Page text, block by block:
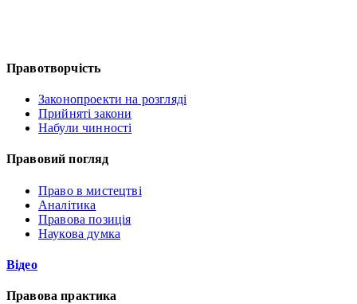
Правотворчість
Законопроекти на розгляді
Прийняті закони
Набули чинності
Правовий погляд
Право в мистецтві
Аналітика
Правова позиція
Наукова думка
Відео
Правова практика